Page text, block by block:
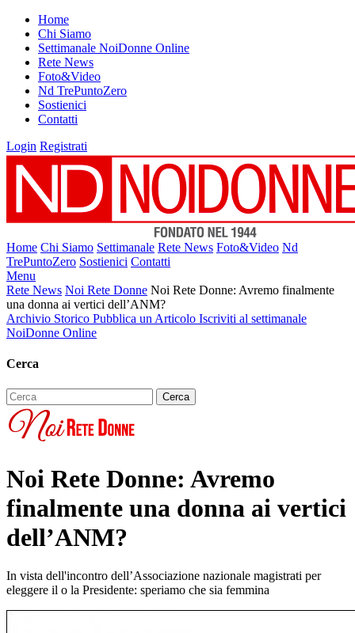
Home
Chi Siamo
Settimanale NoiDonne Online
Rete News
Foto&Video
Nd TrePuntoZero
Sostienici
Contatti
Login Registrati
Home Chi Siamo Settimanale Rete News Foto&Video Nd
TrePuntoZero Sostienici Contatti
Menu
Rete News Noi Rete Donne Noi Rete Donne: Avremo finalmente
una donna ai vertici dell’ANM?
Archivio Storico Pubblica un Articolo Iscriviti al settimanale
NoiDonne Online
Cerca
Noi Rete Donne: Avremo
finalmente una donna ai vertici
dell’ANM?
In vista dell'incontro dell’Associazione nazionale magistrati per
eleggere il o la Presidente: speriamo che sia femmina